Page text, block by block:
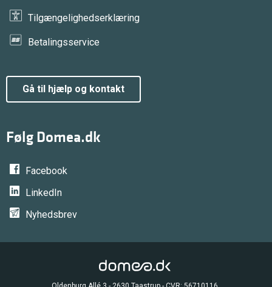
Tilgængelighedserklæring
Betalingsservice
gå til hjælp og kontakt
Følg Domea.dk
Facebook
LinkedIn
Nyhedsbrev